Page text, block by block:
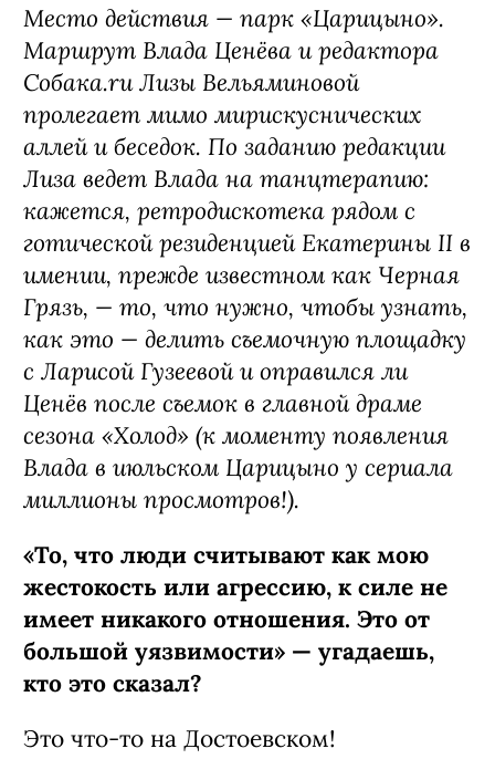
Место действия — парк «Царицыно».
Маршрут Влада Ценёва и редактора
Собака.ru Лизы Вельяминовой
пролегает мимо мирискуснических
аллей и беседок. По заданию редакции
Лиза ведет Влада на танцтерапию:
кажется, ретродискотека рядом с
готической резиденцией Екатерины II в
имении, прежде известном как Черная
Грязь, — то, что нужно, чтобы узнать,
как это — делить съемочную площадку
с Ларисой Гузеевой и оправился ли
Ценёв после съемок в главной драме
сезона «Холод» (к моменту появления
Влада в июльском Царицыно у сериала
миллионы просмотров!).
«То, что люди считывают как мою
жестокость или агрессию, к силе не
имеет никакого отношения. Это от
большой уязвимости» — угадаешь,
кто это сказал?
Это что-то на Достоевском!